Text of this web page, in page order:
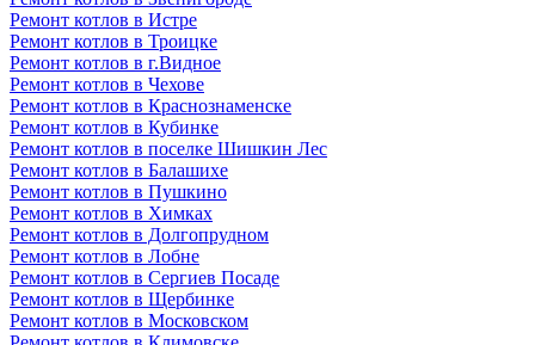
Ремонт котлов в Истре
Ремонт котлов в Троицке
Ремонт котлов в г.Видное
Ремонт котлов в Чехове
Ремонт котлов в Краснознаменске
Ремонт котлов в Кубинке
Ремонт котлов в поселке Шишкин Лес
Ремонт котлов в Балашихе
Ремонт котлов в Пушкино
Ремонт котлов в Химках
Ремонт котлов в Долгопрудном
Ремонт котлов в Лобне
Ремонт котлов в Сергиев Посаде
Ремонт котлов в Щербинке
Ремонт котлов в Московском